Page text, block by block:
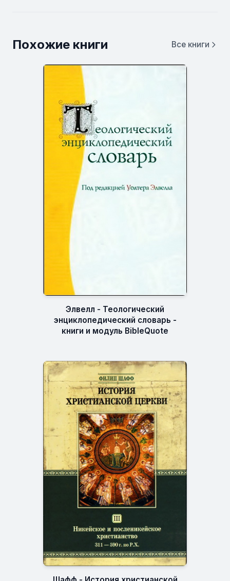
Похожие книги Все книги
Элвелл - Теологический
энциклопедический словарь -
книги и модуль BibleQuote